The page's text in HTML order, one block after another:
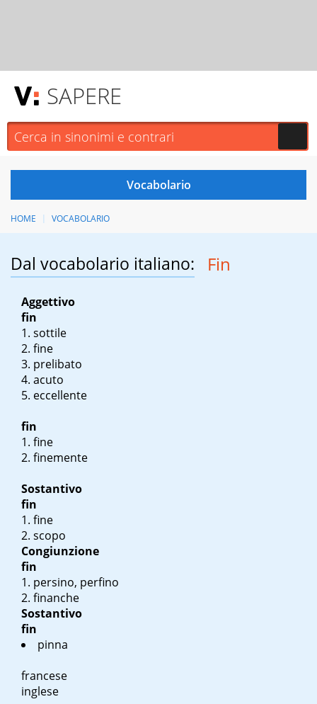
SAPERE
HOME VOCABOLARIO
Dal vocabolario italiano: Fin
Aggettivo
fin
sottile
fine
prelibato
acuto
eccellente
fin
fine
finemente
Sostantivo
fin
fine
scopo
Congiunzione
fin
persino, perfino
finanche
Sostantivo
fin
pinna
francese
inglese